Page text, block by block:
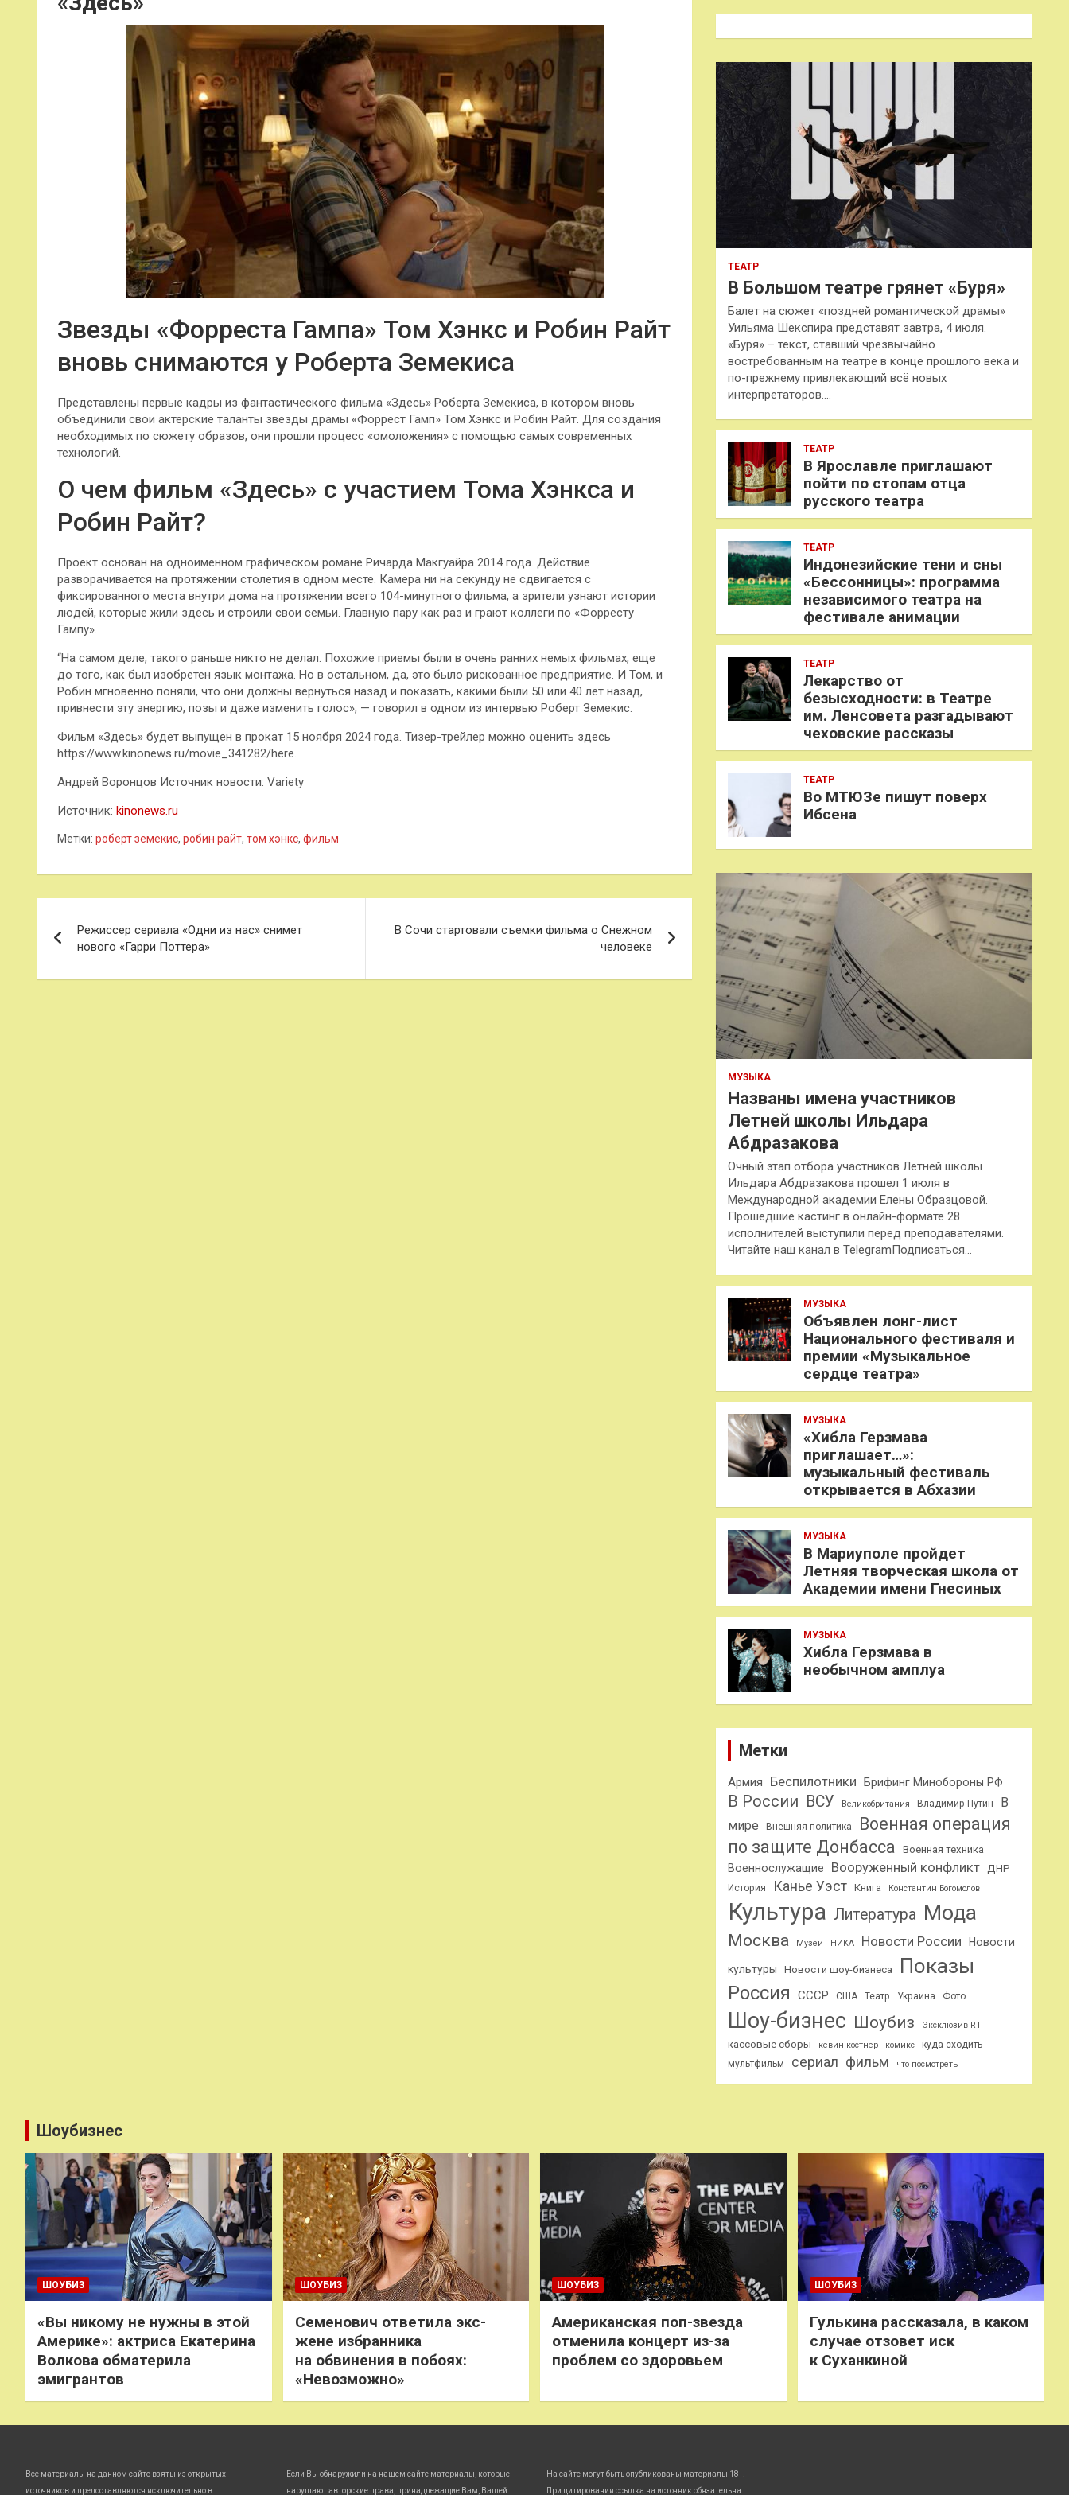
Звезды «Форреста Гампа» Том Хэнкс и Робин Райт
вновь снимаются у Роберта Земекиса
Представлены первые кадры из фантастического фильма «Здесь» Роберта Земекиса, в котором вновь
объединили свои актерские таланты звезды драмы «Форрест Гамп» Том Хэнкс и Робин Райт. Для создания
необходимых по сюжету образов, они прошли процесс «омоложения» с помощью самых современных
технологий.
О чем фильм «Здесь» с участием Тома Хэнкса и
Робин Райт?
Проект основан на одноименном графическом романе Ричарда Макгуайра 2014 года. Действие
разворачивается на протяжении столетия в одном месте. Камера ни на секунду не сдвигается с
фиксированного места внутри дома на протяжении всего 104-минутного фильма, а зрители узнают истории
людей, которые жили здесь и строили свои семьи. Главную пару как раз и грают коллеги по «Форресту
Гампу».
“На самом деле, такого раньше никто не делал. Похожие приемы были в очень ранних немых фильмах, еще
до того, как был изобретен язык монтажа. Но в остальном, да, это было рискованное предприятие. И Том, и
Робин мгновенно поняли, что они должны вернуться назад и показать, какими были 50 или 40 лет назад,
привнести эту энергию, позы и даже изменить голос», — говорил в одном из интервью Роберт Земекис.
Фильм «Здесь» будет выпущен в прокат 15 ноября 2024 года. Тизер-трейлер можно оценить здесь
https://www.kinonews.ru/movie_341282/here.
Андрей Воронцов Источник новости: Variety
Источник: kinonews.ru
Метки: роберт земекис, робин райт, том хэнкс, фильм
по
записям
Режиссер сериала «Одни из нас» снимет
нового «Гарри Поттера»
В Сочи стартовали съемки фильма о Снежном
человеке
к
ТЕАТР
В Большом театре грянет «Буря»
Балет на сюжет «поздней романтической драмы»
Уильяма Шекспира представят завтра, 4 июля.
«Буря» – текст, ставший чрезвычайно
востребованным на театре в конце прошлого века и
по-прежнему привлекающий всё новых
интерпретаторов.…
ТЕАТР
В Ярославле приглашают
пойти по стопам отца
русского театра
ТЕАТР
Индонезийские тени и сны
«Бессонницы»: программа
независимого театра на
фестивале анимации
ТЕАТР
Лекарство от
безысходности: в Театре
им. Ленсовета разгадывают
чеховские рассказы
ТЕАТР
Во МТЮЗе пишут поверх
Ибсена
МУЗЫКА
Названы имена участников
Летней школы Ильдара
Абдразакова
Очный этап отбора участников Летней школы
Ильдара Абдразакова прошел 1 июля в
Международной академии Елены Образцовой.
Прошедшие кастинг в онлайн-формате 28
исполнителей выступили перед преподавателями.
Читайте наш канал в TelegramПодписаться…
МУЗЫКА
Объявлен лонг-лист
Национального фестиваля и
премии «Музыкальное
сердце театра»
МУЗЫКА
«Хибла Герзмава
приглашает…»:
музыкальный фестиваль
открывается в Абхазии
МУЗЫКА
В Мариуполе пройдет
Летняя творческая школа от
Академии имени Гнесиных
МУЗЫКА
Хибла Герзмава в
необычном амплуа
Метки
Армия Беспилотники Брифинг Минобороны РФ
В России ВСУ Великобритания Владимир Путин
В
мире
Внешняя политика
Военная операция
по защите Донбасса
Военная техника
Военнослужащие Вооруженный конфликт ДНР
История Канье Уэст Книга Константин Богомолов
Культура Литература Мода
Москва Музеи НИКА Новости России Новости
культуры Новости шоу-бизнеса Показы
Россия СССР США Театр Украина Фото
Шоу-бизнес Шоубиз Эксклюзив RT
кассовые сборы кевин костнер комикс
куда сходить
мультфильм
сериал фильм что посмотреть
Шоубизнес
ШОУБИЗ
«Вы никому не нужны в этой
Америке»: актриса Екатерина
Волкова обматерила
эмигрантов
ШОУБИЗ
Семенович ответила экс-
жене избранника
на обвинения в побоях:
«Невозможно»
ШОУБИЗ
Американская поп-звезда
отменила концерт из-за
проблем со здоровьем
ШОУБИЗ
Гулькина рассказала, в каком
случае отзовет иск
к Суханкиной
Все материалы на данном сайте взяты из открытых
источников и предоставляются исключительно в
Если Вы обнаружили на нашем сайте материалы, которые
нарушают авторские права, принадлежащие Вам, Вашей
На сайте могут быть опубликованы материалы 18+!
При цитировании ссылка на источник обязательна.